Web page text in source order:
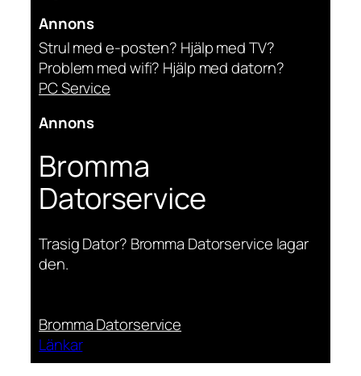
Annons
Strul med e-posten? Hjälp med TV?
Problem med wifi? Hjälp med datorn?
PC Service
Annons
Bromma
Datorservice
Trasig Dator? Bromma Datorservice lagar
den.
Bromma Datorservice
Länkar